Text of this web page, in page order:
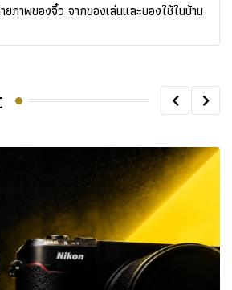
ภาพของจิ๋ว จากของเล่นและของใช้ในบ้าน